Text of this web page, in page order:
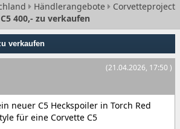
Händlerangebote
Corvetteproject
400,- zu verkaufen
verkaufen
(21.04.2026, 17:50 )
neuer C5 Heckspoiler in Torch Red
für eine Corvette C5